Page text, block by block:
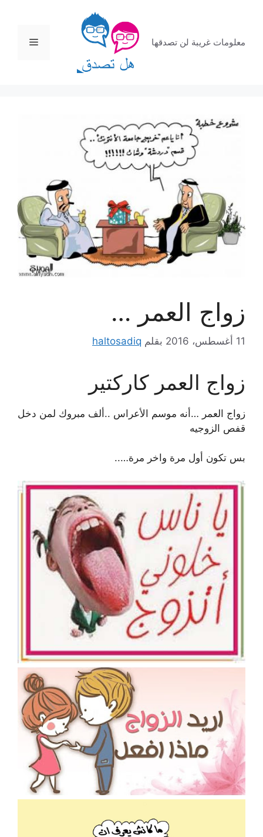
المحتوى
معلومات غريبة لن تصدقها القائمة
زواج العمر …
11 أغسطس، 2016 بقلم haltosadiq
زواج العمر كاركتير
زواج العمر …أنه موسم الأعراس ..ألف مبروك لمن دخل
قفص الزوجيه
بس تكون أول مرة واخر مرة…..